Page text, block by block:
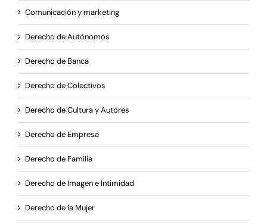
Comunicación y marketing
Derecho de Autónomos
Derecho de Banca
Derecho de Colectivos
Derecho de Cultura y Autores
Derecho de Empresa
Derecho de Familia
Derecho de Imagen e Intimidad
Derecho de la Mujer